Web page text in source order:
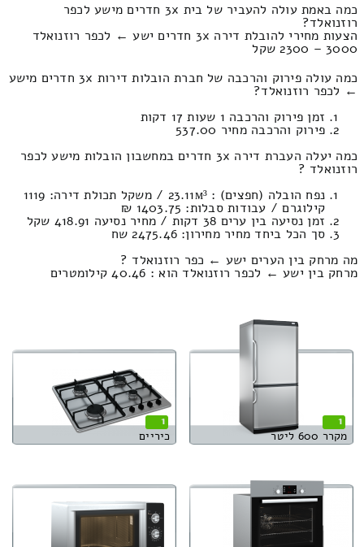
כמה באמת עולה להעביר של בית 3x חדרים מישע לכפר
רוזנואלד?
הצעות מחירי להובלת דירה 3x חדרים ישע ← לכפר רוזנואלד
3000 – 2300 שקל
כמה עולה פירוק והרכבה של חברת הובלות דירות 3x חדרים מישע
← לכפר רוזנואלד?
זמן פירוק והרכבה 1 שעות 17 דקות
פירוק והרכבה מחיר 537.00
כמה יעלה העברת דירה 3x חדרים במחשבון הובלות מישע לכפר
רוזנואלד ?
נפח הובלה (חפצים) : 23.11м³ / משקל תכולת דירה: 1119
קילוגרם / עבודות סבלות: 1403.75 ₪
זמן נסיעה בין ערים 38 דקות / מחיר נסיעה 418.91 שקל
סך הכל ביחד מחיר מחירון: 2475.46 שח
מה מרחק בין הערים ישע ← כפר רוזנואלד ?
מרחק בין ישע ← לכפר רוזנואלד הוא : 40.46 קילומטרים
1
מקרר 600 ליטר
1
כיריים